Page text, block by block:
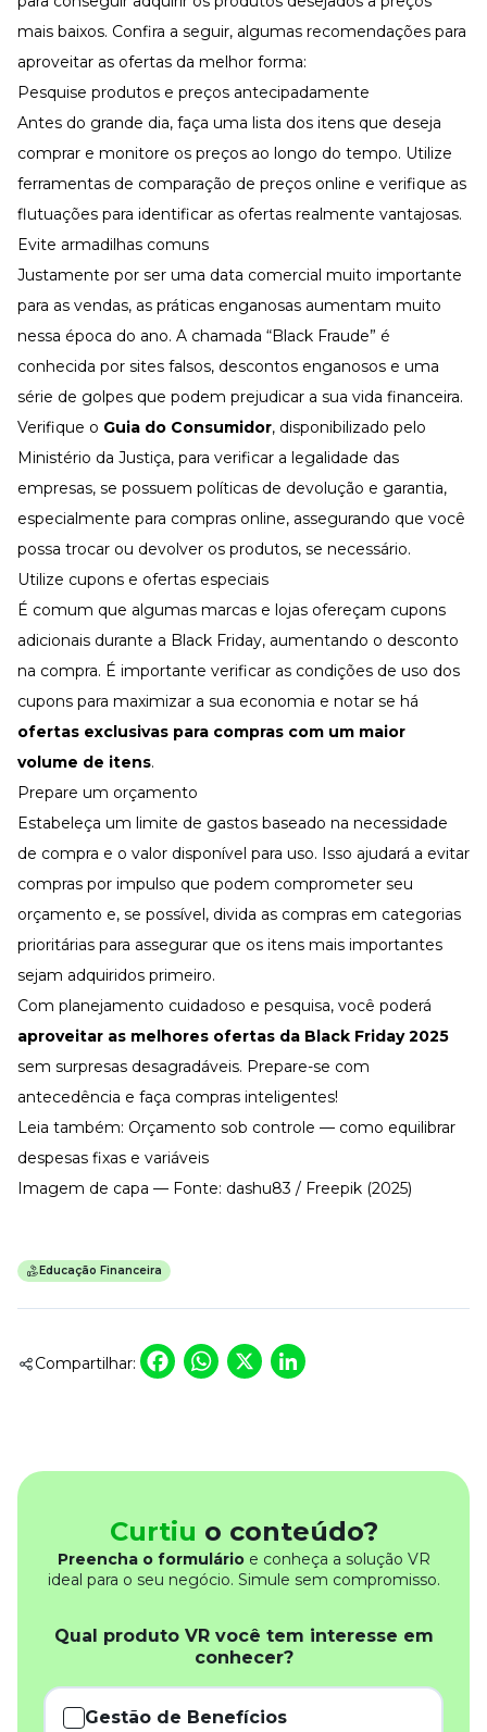
mais baixos. Confira a seguir, algumas recomendações para
aproveitar as ofertas da melhor forma:
Pesquise produtos e preços antecipadamente
Antes do grande dia, faça uma lista dos itens que deseja
comprar e monitore os preços ao longo do tempo. Utilize
ferramentas de comparação de preços online e verifique as
flutuações para identificar as ofertas realmente vantajosas.
Evite armadilhas comuns
Justamente por ser uma data comercial muito importante
para as vendas, as práticas enganosas aumentam muito
nessa época do ano. A chamada “Black Fraude” é
conhecida por sites falsos, descontos enganosos e uma
série de golpes que podem prejudicar a sua vida financeira.
Verifique o Guia do Consumidor, disponibilizado pelo
Ministério da Justiça, para verificar a legalidade das
empresas, se possuem políticas de devolução e garantia,
especialmente para compras online, assegurando que você
possa trocar ou devolver os produtos, se necessário.
Utilize cupons e ofertas especiais
É comum que algumas marcas e lojas ofereçam cupons
adicionais durante a Black Friday, aumentando o desconto
na compra. É importante verificar as condições de uso dos
cupons para maximizar a sua economia e notar se há
ofertas exclusivas para compras com um maior
volume de itens.
Prepare um orçamento
Estabeleça um limite de gastos baseado na necessidade
de compra e o valor disponível para uso. Isso ajudará a evitar
compras por impulso que podem comprometer seu
orçamento e, se possível, divida as compras em categorias
prioritárias para assegurar que os itens mais importantes
sejam adquiridos primeiro.
Com planejamento cuidadoso e pesquisa, você poderá
aproveitar as melhores ofertas da Black Friday 2025
sem surpresas desagradáveis. Prepare-se com
antecedência e faça compras inteligentes!
Leia também: Orçamento sob controle — como equilibrar
despesas fixas e variáveis
Imagem de capa — Fonte: dashu83 / Freepik (2025)
Educação Financeira
Compartilhar: Facebook
WhatsApp
X
Curtiu o conteúdo?
Preencha o formulárioe conheça a solução VR
ideal para o seu negócio. Simule sem compromisso.
Qual produto VR você tem interesse em
conhecer?
Gestão de Benefícios